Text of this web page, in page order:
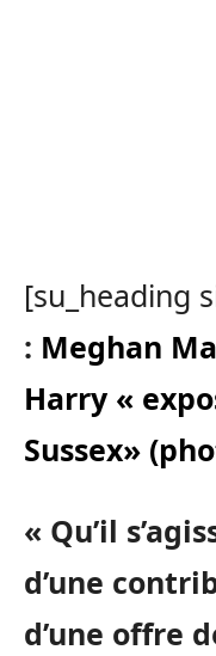
[su_heading
: Meghan
Harry «
Sussex»
« Qu’il
d’une
d’une offre